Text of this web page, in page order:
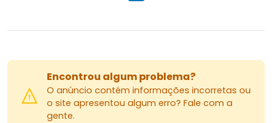
Encontrou algum problema?
O anúncio contém informações incorretas ou
o site apresentou algum erro? Fale com a
gente.